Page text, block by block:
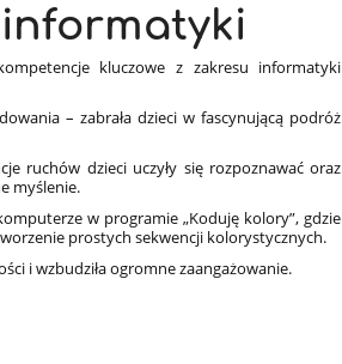
kluczowe z zakresu informatyki
– zabrała dzieci w fascynującą podróż
ruchów dzieci uczyły się rozpoznawać oraz
myślenie.
w programie „Koduję kolory”, gdzie
prostych sekwencji kolorystycznych.
i wzbudziła ogromne zaangażowanie.